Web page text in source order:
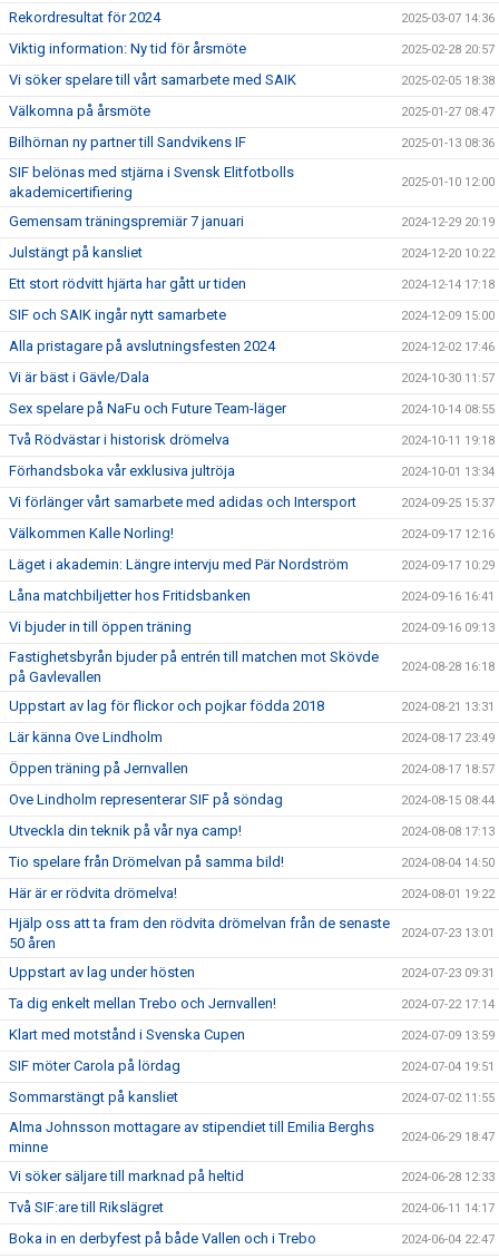
Rekordresultat för 2024 2025-03-07 14:36
Viktig information: Ny tid för årsmöte 2025-02-28 20:57
Vi söker spelare till vårt samarbete med SAIK 2025-02-05 18:38
Välkomna på årsmöte 2025-01-27 08:47
Bilhörnan ny partner till Sandvikens IF 2025-01-13 08:36
SIF belönas med stjärna i Svensk Elitfotbolls
akademicertifiering
2025-01-10 12:00
Gemensam träningspremiär 7 januari 2024-12-29 20:19
Julstängt på kansliet 2024-12-20 10:22
Ett stort rödvitt hjärta har gått ur tiden 2024-12-14 17:18
SIF och SAIK ingår nytt samarbete 2024-12-09 15:00
Alla pristagare på avslutningsfesten 2024 2024-12-02 17:46
Vi är bäst i Gävle/Dala 2024-10-30 11:57
Sex spelare på NaFu och Future Team-läger 2024-10-14 08:55
Två Rödvästar i historisk drömelva 2024-10-11 19:18
Förhandsboka vår exklusiva jultröja 2024-10-01 13:34
Vi förlänger vårt samarbete med adidas och Intersport 2024-09-25 15:37
Välkommen Kalle Norling! 2024-09-17 12:16
Läget i akademin: Längre intervju med Pär Nordström 2024-09-17 10:29
Låna matchbiljetter hos Fritidsbanken 2024-09-16 16:41
Vi bjuder in till öppen träning 2024-09-16 09:13
Fastighetsbyrån bjuder på entrén till matchen mot Skövde
på Gavlevallen
2024-08-28 16:18
Uppstart av lag för flickor och pojkar födda 2018 2024-08-21 13:31
Lär känna Ove Lindholm 2024-08-17 23:49
Öppen träning på Jernvallen 2024-08-17 18:57
Ove Lindholm representerar SIF på söndag 2024-08-15 08:44
Utveckla din teknik på vår nya camp! 2024-08-08 17:13
Tio spelare från Drömelvan på samma bild! 2024-08-04 14:50
Här är er rödvita drömelva! 2024-08-01 19:22
Hjälp oss att ta fram den rödvita drömelvan från de senaste
50 åren
2024-07-23 13:01
Uppstart av lag under hösten 2024-07-23 09:31
Ta dig enkelt mellan Trebo och Jernvallen! 2024-07-22 17:14
Klart med motstånd i Svenska Cupen 2024-07-09 13:59
SIF möter Carola på lördag 2024-07-04 19:51
Sommarstängt på kansliet 2024-07-02 11:55
Alma Johnsson mottagare av stipendiet till Emilia Berghs
minne
2024-06-29 18:47
Vi söker säljare till marknad på heltid 2024-06-28 12:33
Två SIF:are till Rikslägret 2024-06-11 14:17
Boka in en derbyfest på både Vallen och i Trebo 2024-06-04 22:47